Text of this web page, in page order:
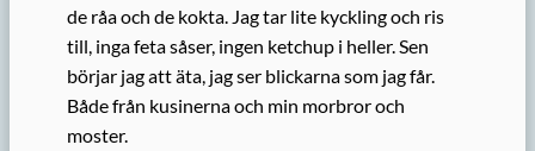
de råa och de kokta. Jag tar lite kyckling och ris
till, inga feta såser, ingen ketchup i heller. Sen
börjar jag att äta, jag ser blickarna som jag får.
Både från kusinerna och min morbror och
moster.